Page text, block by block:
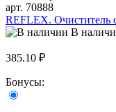
арт. 70888
REFLEX. Очиститель
В
385.10 ₽
Бонусы: